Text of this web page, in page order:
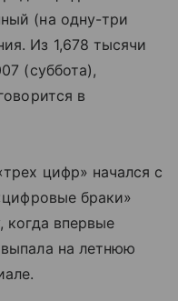
(на одну-три
Из 1,678 тысячи
(суббота),
в
цифр» начался с
браки»
когда впервые
на летнюю